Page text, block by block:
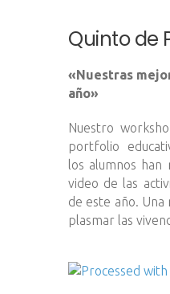
Quinto de
«Nuestras
año»
Nuestro
portfolio
los alumnos han
video de las
de este año.
plasmar las